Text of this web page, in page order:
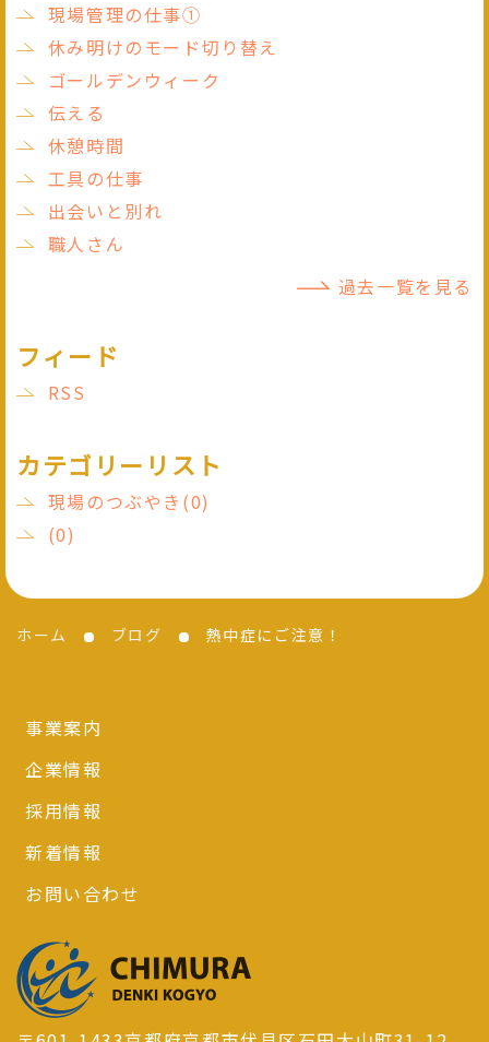
現場管理の仕事①
休み明けのモード切り替え
ゴールデンウィーク
伝える
休憩時間
工具の仕事
出会いと別れ
職人さん
過去一覧を見る
フィード
RSS
カテゴリーリスト
現場のつぶやき(0)
(0)
ホーム ブログ 熱中症にご注意！
事業案内
企業情報
採用情報
新着情報
お問い合わせ